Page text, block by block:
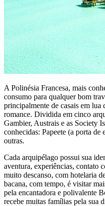
A Polinésia Francesa, mais
consumo para qualquer bom
principalmente de casais em
romance. Dividida em cinco
Gambier, Austrais e as Society
conhecidas: Papeete (a porta
outras.
Cada arquipélago possui sua
aventura, experiências, contato
muito descanso, com hotelaria
bacana, com tempo, é visitar
pela encantadora e polivalente
recebe muitas famílias pela sua